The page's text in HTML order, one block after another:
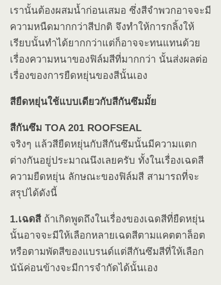
เรานั้นต้องผสมน้ำก่อนเสมอ ซึ่งสีจำพวกอาจจะมี
ความหนืดมากกว่าสีปกติ จึงทำให้การกลิ้งให้
เรียบนั้นทำได้ยากกว่าแต่ก็อาจจะทนแทนด้วย
เรื่องความหนาของฟิล์มสีที่มากกว่า นั้นส่งผลต่อ
เรื่องของการยืดหยุ่นของสีนั้นเอง
สียืดหยุ่นใช้แบบเดียวกับสีกันซึมมั้ย
สีกันซึม TOA 201 ROOFSEAL
จริงๆ แล้วสียืดหยุ่นกับสีกันซึมนั้นมีความแตก
ต่างกันอยู่ประมาณนึงเลยครับ ทั้งในเรื่องเฉดสี
ความยืดหยุ่น ลักษณะของฟิล์มสี สามารถที่จะ
สรุปได้ดังนี้
1.เฉดสี ถ้าเกิดพูดถึงในเรื่องของเฉดสีที่ยืดหยุ่น
นั้นอาจจะมีให้เลือกหลายเฉดสีตามแคตตาล็อต
หรือตามพัดสีของแบรนด์แต่สีกันซึมสีที่ให้เลือก
นัน้ค่อนข้างจะมีการจำกัดได้นั้นเอง